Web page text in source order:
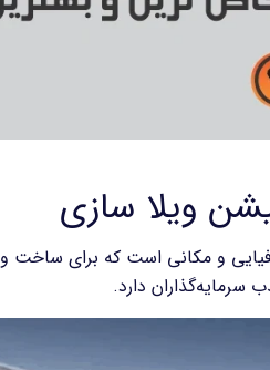
ویلا سازی
و مکانی است که برای ساخت
دارد.